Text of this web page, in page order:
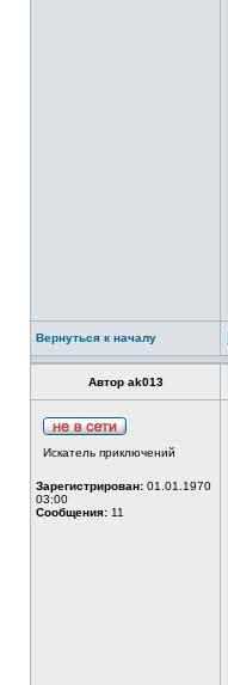
Вернуться к началу
Автор ak013
Искатель приключений
Зарегистрирован: 01.01.1970
03:00
Сообщения: 11